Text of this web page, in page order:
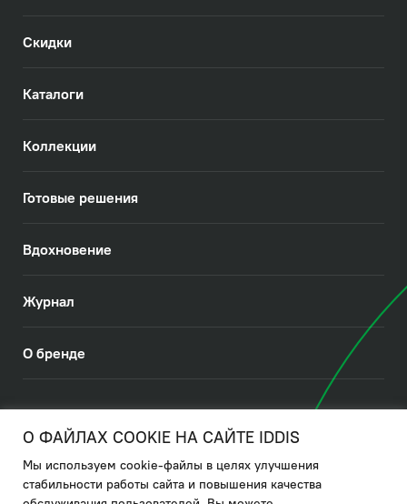
Скидки
Каталоги
Коллекции
Готовые решения
Вдохновение
Журнал
О бренде
Политика в отношении использования файлов cookies
О ФАЙЛАХ COOKIE НА САЙТЕ IDDIS
Мы используем cookie-файлы в целях улучшения
стабильности работы сайта и повышения качества